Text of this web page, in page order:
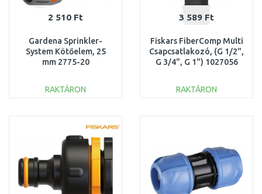
2 510 Ft
Gardena Sprinkler-
System Kötőelem, 25
mm 2775-20
RAKTÁRON
Összehasonlítás
3 589 Ft
Fiskars FiberComp Multi
Csapcsatlakozó, (G 1/2",
G 3/4", G 1") 1027056
RAKTÁRON